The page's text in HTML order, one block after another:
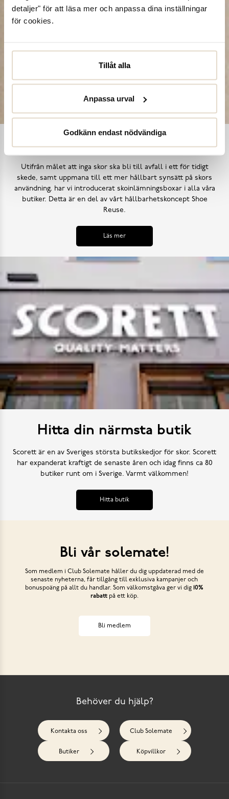
detaljer" för att läsa mer och anpassa dina inställningar
för cookies.
Tillåt alla
Anpassa urval
Godkänn endast nödvändiga
Shoe Reuse
Utifrån målet att inga skor ska bli till avfall i ett för tidigt
skede, samt uppmana till ett mer hållbart synsätt på skors
användning, har vi introducerat skoinlämningsboxar i alla våra
butiker. Detta är en del av vårt hållbarhetskoncept Shoe
Reuse.
Läs mer
Hitta din närmsta butik
Scorett är en av Sveriges största butikskedjor för skor. Scorett
har expanderat kraftigt de senaste åren och idag finns ca 80
butiker runt om i Sverige. Varmt välkommen!
Hitta butik
Bli vår solemate!
Som medlem i Club Solemate håller du dig uppdaterad med de
senaste nyheterna, får tillgång till exklusiva kampanjer och
bonuspoäng på allt du handlar. Som välkomstgåva ger vi dig 10%
rabattpå ett köp.
Bli medlem
Behöver du hjälp?
Kontakta oss Club Solemate
Butiker Köpvillkor